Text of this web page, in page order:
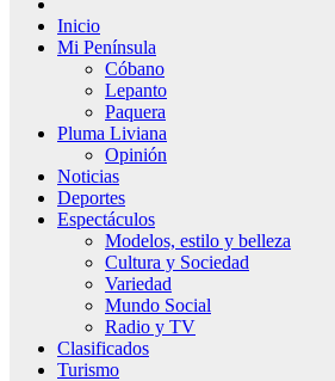
Inicio
Mi Península
Cóbano
Lepanto
Paquera
Pluma Liviana
Opinión
Noticias
Deportes
Espectáculos
Modelos, estilo y belleza
Cultura y Sociedad
Variedad
Mundo Social
Radio y TV
Clasificados
Turismo